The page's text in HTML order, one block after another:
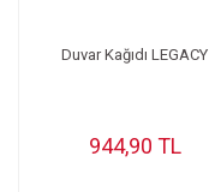
Duvar Kağıdı LEGACY
944,90 TL